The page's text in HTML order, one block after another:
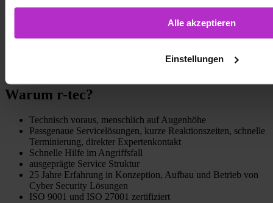
Alle akzeptieren
Einstellungen
BSI-Orientierungshilfe begegnen könnenWhitepaper zur SzA-
Implementierung: Wie KRITIS-Betreiber der BSI-Orientierungshilfe
Warum r-tec?
Technisch voraus, menschlich auf Augenhöhe
Passgenaue Servicelösungen, kurze Reaktionszeiten, schnelle
Terminierung, direkter Expertenkontakt
Schnelle Hilfe im Angriffsfall
ausgeprägte Service Struktur
25 Jahre Erfahrung in Konzeption, Aufbau und Betrieb von
Cyber Security Lösungen
ISO 9001 und ISO 27001 zertifiziert